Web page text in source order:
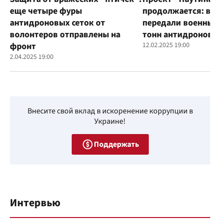
еще четыре фуры
антидроновых сеток от
волонтеров отправлены на
фронт
2.04.2025 19:00
продолжается:
передали
тонн
12.02.2025 19:00
Внесите свой вклад в искоренение коррупции в
Украине!
Поддержать
Интервью